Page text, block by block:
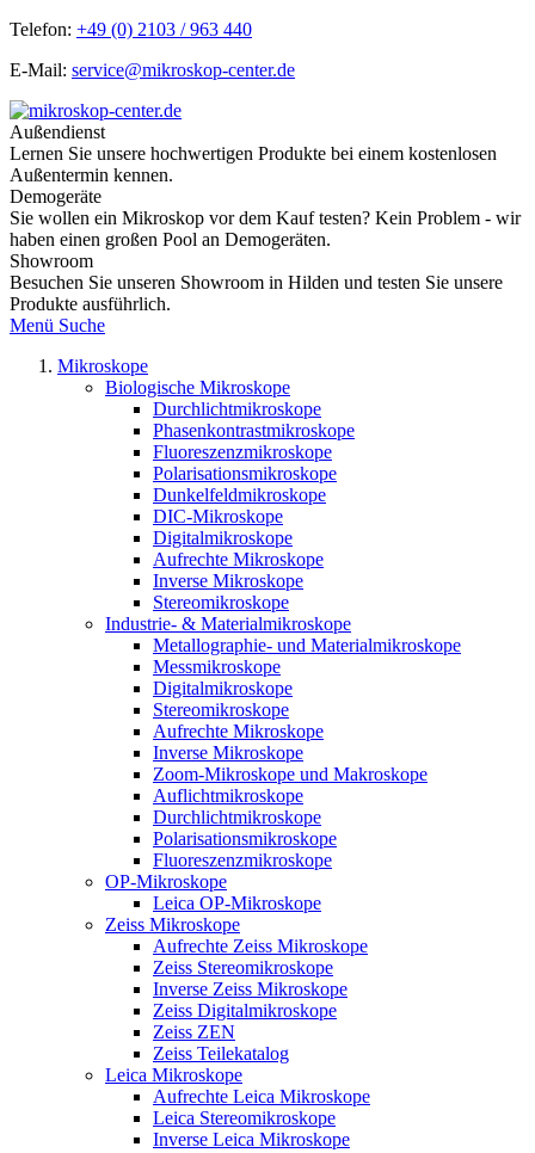
Telefon: +49 (0) 2103 / 963 440
E-Mail: service@mikroskop-center.de
Außendienst
Lernen Sie unsere hochwertigen Produkte bei einem kostenlosen
Außentermin kennen.
Demogeräte
Sie wollen ein Mikroskop vor dem Kauf testen? Kein Problem - wir
haben einen großen Pool an Demogeräten.
Showroom
Besuchen Sie unseren Showroom in Hilden und testen Sie unsere
Produkte ausführlich.
Menü Suche
Mikroskope
Biologische Mikroskope
Durchlichtmikroskope
Phasenkontrastmikroskope
Fluoreszenzmikroskope
Polarisationsmikroskope
Dunkelfeldmikroskope
DIC-Mikroskope
Digitalmikroskope
Aufrechte Mikroskope
Inverse Mikroskope
Stereomikroskope
Industrie- & Materialmikroskope
Metallographie- und Materialmikroskope
Messmikroskope
Digitalmikroskope
Stereomikroskope
Aufrechte Mikroskope
Inverse Mikroskope
Zoom-Mikroskope und Makroskope
Auflichtmikroskope
Durchlichtmikroskope
Polarisationsmikroskope
Fluoreszenzmikroskope
OP-Mikroskope
Leica OP-Mikroskope
Zeiss Mikroskope
Aufrechte Zeiss Mikroskope
Zeiss Stereomikroskope
Inverse Zeiss Mikroskope
Zeiss Digitalmikroskope
Zeiss ZEN
Zeiss Teilekatalog
Leica Mikroskope
Aufrechte Leica Mikroskope
Leica Stereomikroskope
Inverse Leica Mikroskope